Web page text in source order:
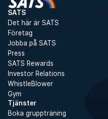
SATS
Det här är SATS
Företag
Jobba på SATS
Press
SATS Rewards
Investor Relations
WhistleBlower
Gym
Tjänster
Boka gruppträning